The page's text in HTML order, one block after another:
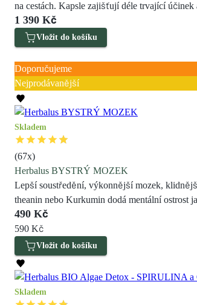
na cestách. Kapsle zajišťují déle trvající
1 390 Kč
Vložit do košíku
Doporučujeme
Nejprodávanější
Skladem
(67x)
Herbalus BYSTRÝ MOZEK
Lepší soustředění, výkonnější mozek,
theanin nebo Kurkumin dodá mentální ostrost
490 Kč
590 Kč
Vložit do košíku
Skladem